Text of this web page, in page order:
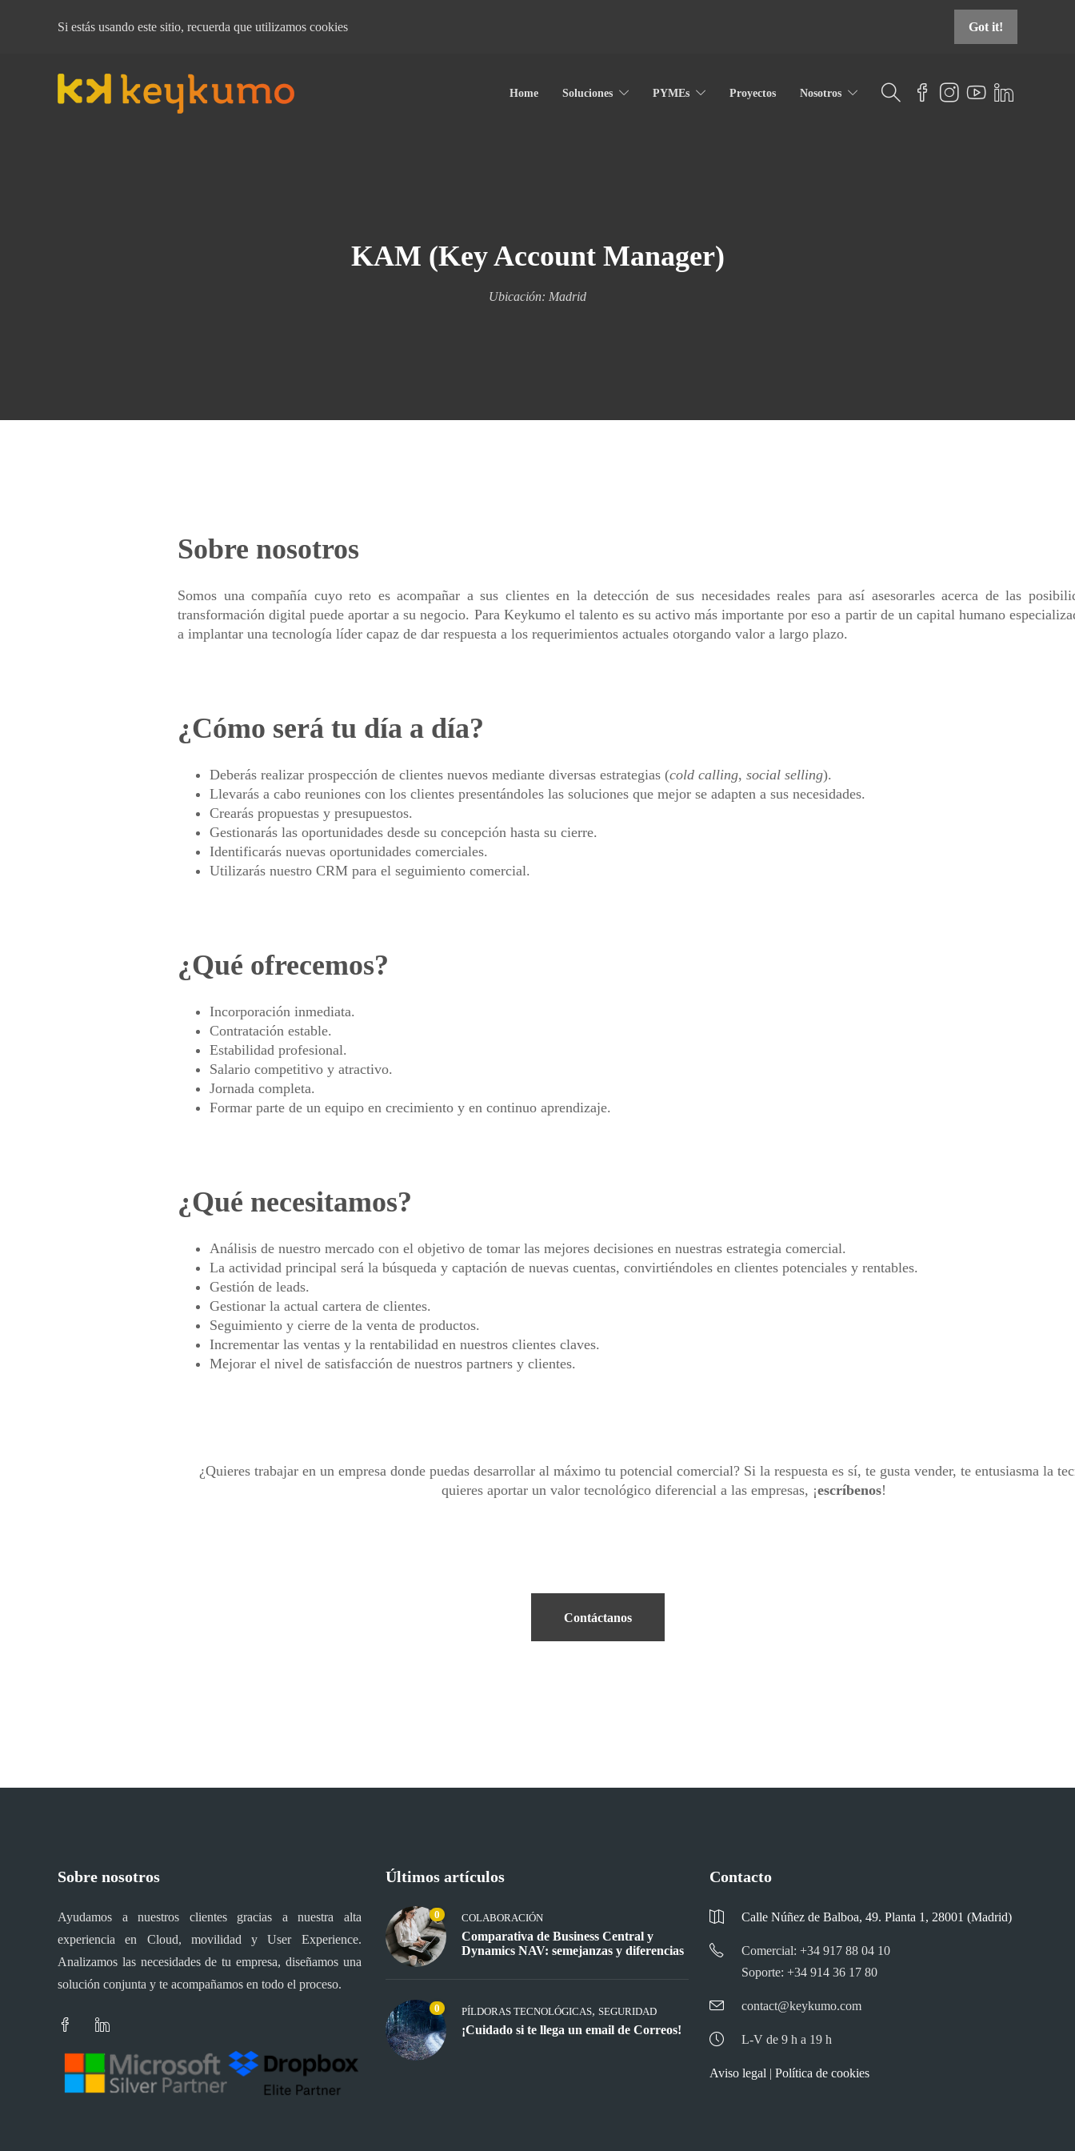
Si estás usando este sitio, recuerda que utilizamos cookies Got it!
Home Soluciones PYMEs Proyectos Nosotros
KAM (Key Account Manager)
Ubicación: Madrid
Sobre nosotros
Somos una compañía cuyo reto es acompañar a sus clientes en la detección de sus necesidades reales para así asesorarles acerca de las
transformación digital puede aportar a su negocio. Para Keykumo el talento es su activo más importante por eso a partir de un capital humano
a implantar una tecnología líder capaz de dar respuesta a los requerimientos actuales otorgando valor a largo plazo.
¿Cómo será tu día a día?
Deberás realizar prospección de clientes nuevos mediante diversas estrategias (cold calling, social selling).
Llevarás a cabo reuniones con los clientes presentándoles las soluciones que mejor se adapten a sus necesidades.
Crearás propuestas y presupuestos.
Gestionarás las oportunidades desde su concepción hasta su cierre.
Identificarás nuevas oportunidades comerciales.
Utilizarás nuestro CRM para el seguimiento comercial.
¿Qué ofrecemos?
Incorporación inmediata.
Contratación estable.
Estabilidad profesional.
Salario competitivo y atractivo.
Jornada completa.
Formar parte de un equipo en crecimiento y en continuo aprendizaje.
¿Qué necesitamos?
Análisis de nuestro mercado con el objetivo de tomar las mejores decisiones en nuestras estrategia comercial.
La actividad principal será la búsqueda y captación de nuevas cuentas, convirtiéndoles en clientes potenciales y rentables.
Gestión de leads.
Gestionar la actual cartera de clientes.
Seguimiento y cierre de la venta de productos.
Incrementar las ventas y la rentabilidad en nuestros clientes claves.
Mejorar el nivel de satisfacción de nuestros partners y clientes.
¿Quieres trabajar en un empresa donde puedas desarrollar al máximo tu potencial comercial? Si la respuesta es sí, te gusta vender, te entusiasma la
quieres aportar un valor tecnológico diferencial a las empresas, ¡escríbenos!
Contáctanos
Sobre nosotros
Ayudamos a nuestros clientes gracias a nuestra alta
experiencia en Cloud, movilidad y User Experience.
Analizamos las necesidades de tu empresa, diseñamos una
solución conjunta y te acompañamos en todo el proceso.
Últimos artículos
0 COLABORACIÓN
Comparativa de Business Central y
Dynamics NAV: semejanzas y diferencias
0 PÍLDORAS TECNOLÓGICAS, SEGURIDAD
¡Cuidado si te llega un email de Correos!
Contacto
Calle Núñez de Balboa, 49. Planta 1, 28001 (Madrid)
Comercial: +34 917 88 04 10
Soporte: +34 914 36 17 80
contact@keykumo.com
L-V de 9 h a 19 h
Aviso legal |Política de cookies